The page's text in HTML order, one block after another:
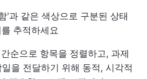
'과 같은 색상으로 구분된 상태
추적하세요
순으로 항목을 정렬하고, 과제
을 전달하기 위해 동적, 시각적